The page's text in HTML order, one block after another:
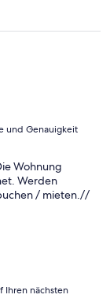
und Genauigkeit
Wohnung
Werden
/ mieten.//
Ihren nächsten